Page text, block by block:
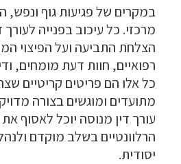
במקרים של פגיעות גוף
מרכזי. כל עיכוב בפנייה
הצלחת התביעה ועל הפיצוי
רפואיים, חוות דעת מומחים,
כל אלו הם פריטים קריטיים
מתועדים ומוגשים בצורה
עורך דין מנוסה יוכל לאסוף
הרלוונטיים בשלב מוקדם
יסודית.